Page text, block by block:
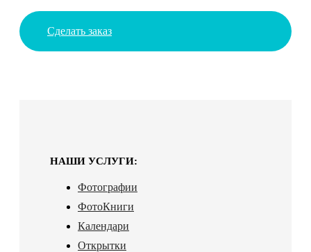
Сделать заказ
НАШИ УСЛУГИ:
Фотографии
ФотоКниги
Календари
Открытки